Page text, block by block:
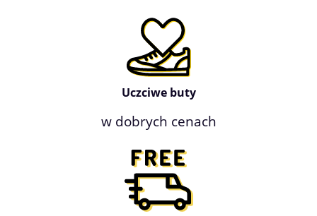
Uczciwe buty
w dobrych cenach